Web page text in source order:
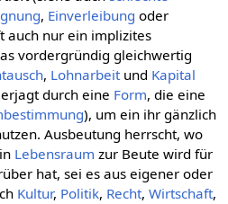
, Einverleibung oder
auch nur ein implizites
vordergründig gleichwertig
, Lohnarbeitund Kapital
durch eine Form, die eine
), um ein ihr gänzlich
Ausbeutung herrscht, wo
Lebensraum zur Beute wird für
hat, sei es aus eigener oder
Kultur, Politik, Recht, Wirtschaft,